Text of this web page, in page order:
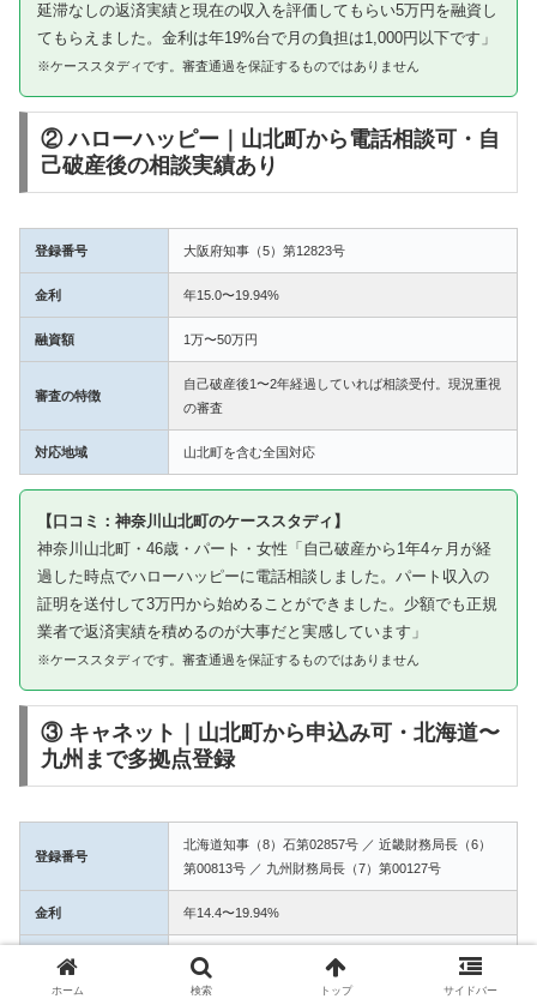
延滞なしの返済実績と現在の収入を評価してもらい5万円を融資し
てもらえました。金利は年19%台で月の負担は1,000円以下です」
※ケーススタディです。審査通過を保証するものではありません
② ハローハッピー｜山北町から電話相談可・自
己破産後の相談実績あり
登録番号 大阪府知事（5）第12823号
金利 年15.0〜19.94%
融資額 1万〜50万円
審査の特徴
自己破産後1〜2年経過していれば相談受付。現況重視
の審査
対応地域 山北町を含む全国対応
【口コミ：神奈川山北町のケーススタディ】
神奈川山北町・46歳・パート・女性「自己破産から1年4ヶ月が経
過した時点でハローハッピーに電話相談しました。パート収入の
証明を送付して3万円から始めることができました。少額でも正規
業者で返済実績を積めるのが大事だと実感しています」
※ケーススタディです。審査通過を保証するものではありません
③ キャネット｜山北町から申込み可・北海道〜
九州まで多拠点登録
登録番号
北海道知事（8）石第02857号 ／ 近畿財務局長（6）
第00813号 ／ 九州財務局長（7）第00127号
金利 年14.4〜19.94%
融資額 1万〜50万円
ホーム 検索 トップ サイドバー